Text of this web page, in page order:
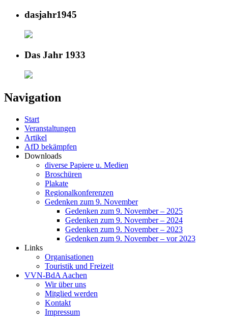
dasjahr1945
Das Jahr 1933
Navigation
Start
Veranstaltungen
Artikel
AfD bekämpfen
Downloads
diverse Papiere u. Medien
Broschüren
Plakate
Regionalkonferenzen
Gedenken zum 9. November
Gedenken zum 9. November – 2025
Gedenken zum 9. November – 2024
Gedenken zum 9. November – 2023
Gedenken zum 9. November – vor 2023
Links
Organisationen
Touristik und Freizeit
VVN-BdA Aachen
Wir über uns
Mitglied werden
Kontakt
Impressum